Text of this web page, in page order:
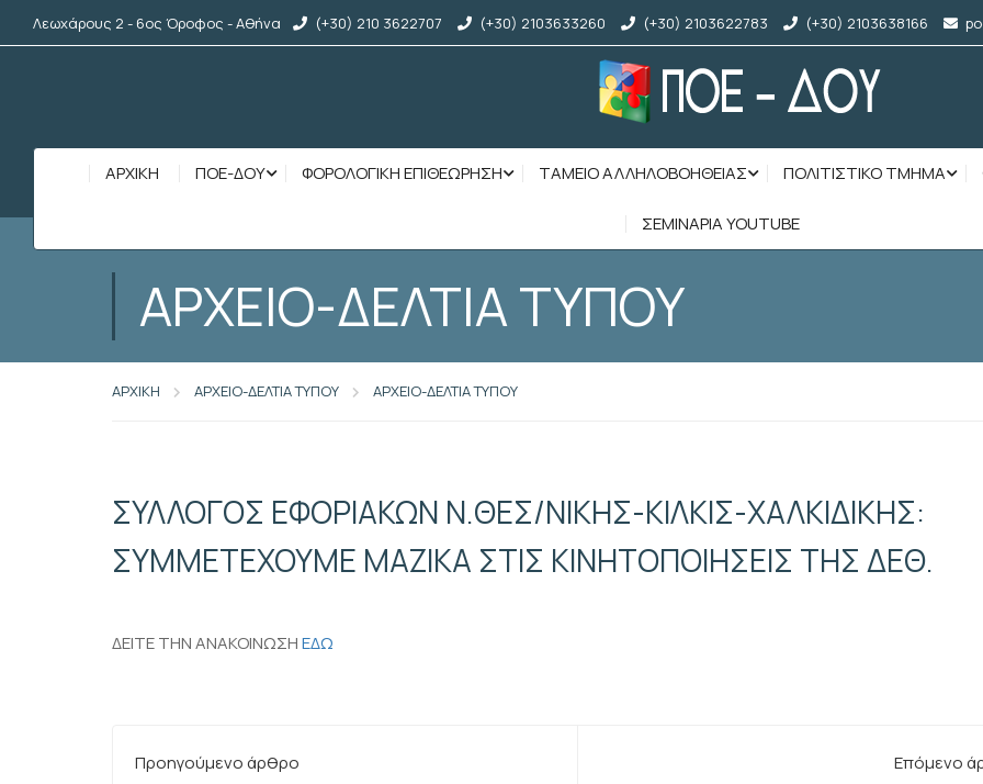
Λεωχάρους 2 - 6ος Όροφος - Αθήνα (+30) 210 3622707 (+30) 2103633260 (+30) 2103622783 (+30) 2103638166
ΑΡΧΙΚΉ ΠΟΕ-ΔΟΥ ΦΟΡΟΛΟΓΙΚΗ ΕΠΙΘΕΩΡΗΣΗ ΤΑΜΕΙΟ ΑΛΛΗΛΟΒΟΗΘΕΙΑΣ ΠΟΛΙΤΙΣΤΙΚΟ ΤΜΗΜΑ
ΣΕΜΙΝΑΡΙΑ YOUTUBE
ΑΡΧΕΙΟ-ΔΕΛΤΙΑ ΤΥΠΟΥ
ΑΡΧΙΚΗ ΑΡΧΕΙΟ-ΔΕΛΤΙΑ ΤΥΠΟΥ ΑΡΧΕΙΟ-ΔΕΛΤΙΑ ΤΥΠΟΥ
ΣΥΛΛΟΓΟΣ ΕΦΟΡΙΑΚΩΝ Ν.ΘΕΣ/ΝΙΚΗΣ-ΚΙΛΚΙΣ-ΧΑΛΚΙΔΙΚΗΣ:
ΣΥΜΜΕΤΕΧΟΥΜΕ ΜΑΖΙΚΑ ΣΤΙΣ ΚΙΝΗΤΟΠΟΙΗΣΕΙΣ ΤΗΣ ΔΕΘ.
ΔΕΙΤΕ ΤΗΝ ΑΝΑΚΟΙΝΩΣΗΕΔΩ
Προηγούμενο άρθρο Επόμενο